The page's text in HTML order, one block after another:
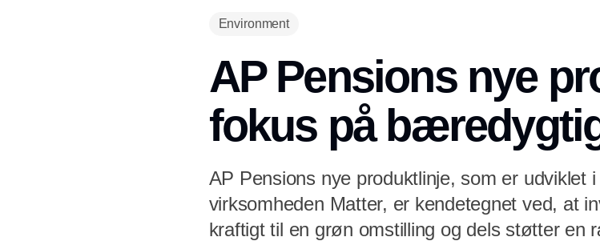
Environment
AP Pensions nye
fokus på
AP Pensions nye produktlinje, som er udviklet
virksomheden Matter, er kendetegnet ved, at
kraftigt til en grøn omstilling og dels støtter en